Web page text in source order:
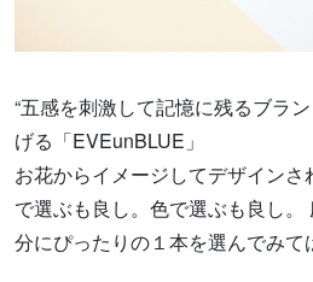
“五感を刺激して記憶に残るブラ
げる「EVEunBLUE」
お花からイメージしてデザイン
で選ぶも良し。色で選ぶも良し
分にぴったりの１本を選んでみて